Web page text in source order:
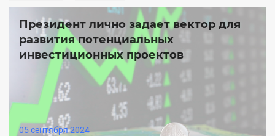
Президент лично задает вектор для
развития потенциальных
инвестиционных проектов
05 сентября 2024